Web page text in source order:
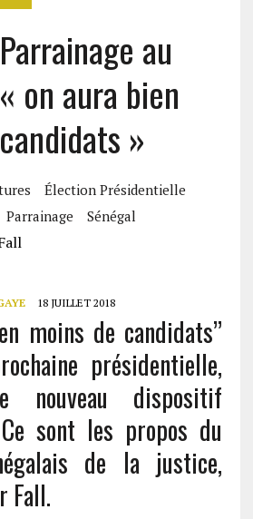
au
on aura bien
»
Élection Présidentielle
Parrainage Sénégal
18 JUILLET 2018
moins de candidats’’
présidentielle,
dispositif
sont les propos du
de la justice,
Fall.